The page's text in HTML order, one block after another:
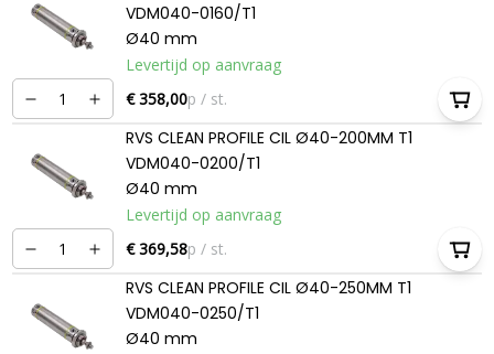
VDM040-0160/T1
Ø40 mm
Levertijd op aanvraag
€ 358,00p / st.
RVS CLEAN PROFILE CIL Ø40-200MM T1
VDM040-0200/T1
Ø40 mm
Levertijd op aanvraag
€ 369,58p / st.
RVS CLEAN PROFILE CIL Ø40-250MM T1
VDM040-0250/T1
Ø40 mm